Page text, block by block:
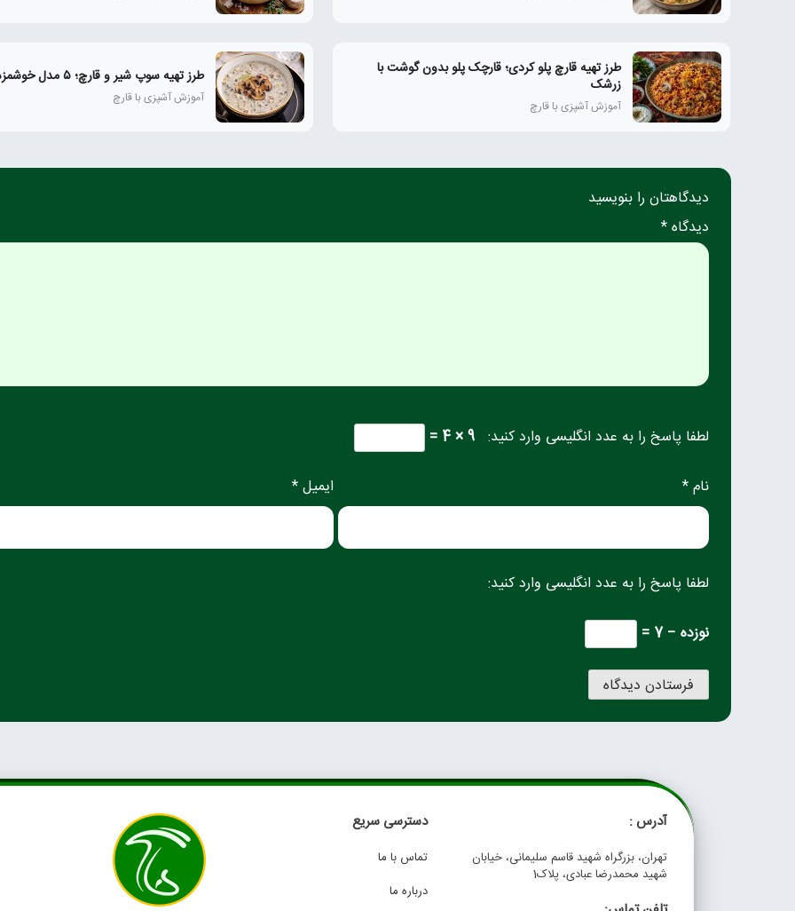
طرز تهیه قارچ پلو کردی؛ قارچک پلو بدون گوشت با
زرشک
آموزش آشپزی با قارچ
طرز تهیه سوپ شیر و قارچ؛ ۵ مدل خوشمزه و رستورانی
آموزش آشپزی با قارچ
دیدگاهتان را بنویسید
دیدگاه *
لطفا پاسخ را به عدد انگلیسی وارد کنید: 9 × 4 =
نام * ایمیل *
لطفا پاسخ را به عدد انگلیسی وارد کنید:
نوزده − 7 =
آدرس :
تهران، بزرگراه شهید قاسم سلیمانی، خیابان
شهید محمدرضا عبادی، پلاک1
دسترسی سریع
تماس با ما
درباره ما